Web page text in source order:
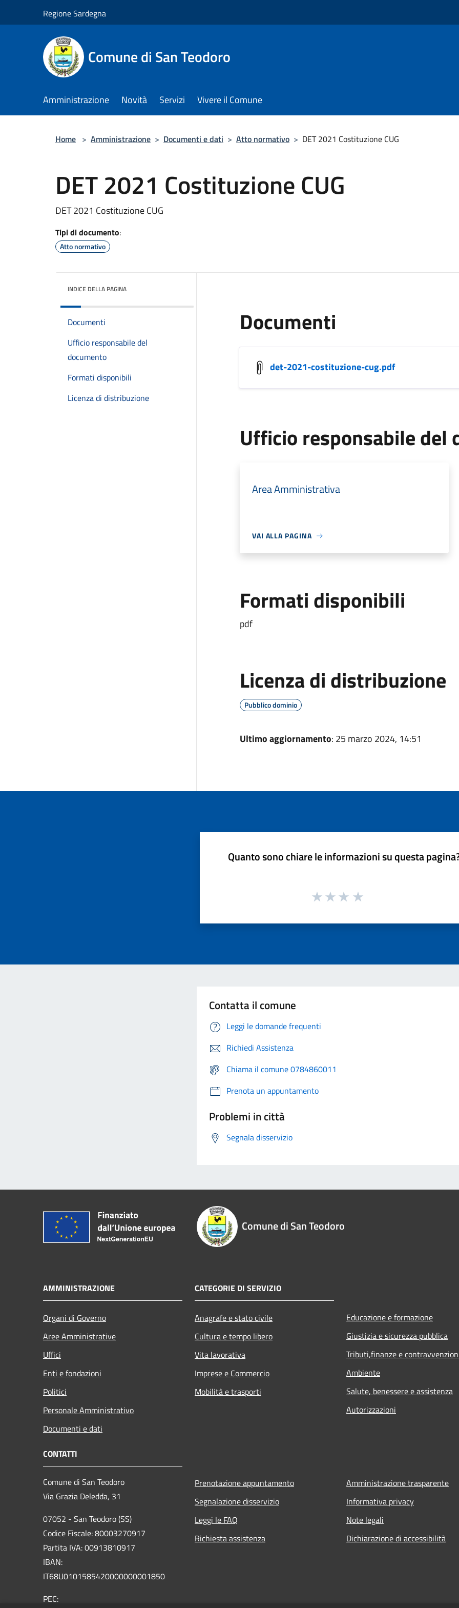
Regione Sardegna
Comune di San Teodoro
Amministrazione Novità Servizi Vivere il Comune
Home > Amministrazione > Documenti e dati > Atto normativo > DET 2021 Costituzione CUG
DET 2021 Costituzione CUG
DET 2021 Costituzione CUG
Tipi di documento:
Atto normativo
INDICE DELLA PAGINA
Documenti
Ufficio responsabile del
documento
Formati disponibili
Licenza di distribuzione
Documenti
det-2021-costituzione-cug.pdf
Ufficio responsabile del
Area Amministrativa
VAI ALLA PAGINA
Formati disponibili
pdf
Licenza di distribuzione
Pubblico dominio
Ultimo aggiornamento: 25 marzo 2024, 14:51
Quanto sono chiare le informazioni su questa
Contatta il comune
Leggi le domande frequenti
Richiedi Assistenza
Chiama il comune 0784860011
Prenota un appuntamento
Problemi in città
Segnala disservizio
Comune di San Teodoro
AMMINISTRAZIONE
Organi di Governo
Aree Amministrative
Uffici
Enti e fondazioni
Politici
Personale Amministrativo
Documenti e dati
CATEGORIE DI SERVIZIO
Anagrafe e stato civile
Cultura e tempo libero
Vita lavorativa
Imprese e Commercio
Mobilità e trasporti
Educazione e formazione
Giustizia e sicurezza pubblica
Tributi,finanze e
Ambiente
Salute, benessere e assistenza
Autorizzazioni
CONTATTI
Comune di San Teodoro
Via Grazia Deledda, 31
07052 - San Teodoro (SS)
Codice Fiscale: 80003270917
Partita IVA: 00913810917
IBAN:
IT68U0101585420000000001850
PEC:
Prenotazione appuntamento
Segnalazione disservizio
Leggi le FAQ
Richiesta assistenza
Amministrazione trasparente
Informativa privacy
Note legali
Dichiarazione di accessibilità